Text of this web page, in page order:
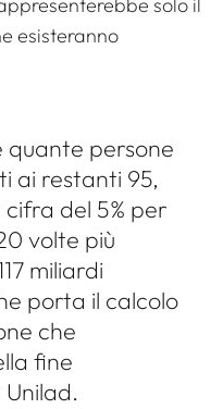
solo il
esisteranno
quante persone
ai restanti 95,
del 5% per
volte più
miliardi
porta il calcolo
che
fine
Unilad.